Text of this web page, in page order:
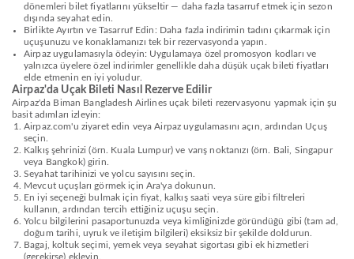
dönemleri bilet fiyatlarını yükseltir — daha fazla tasarruf etmek için sezon
dışında seyahat edin.
Birlikte Ayırtın ve Tasarruf Edin: Daha fazla indirimin tadını çıkarmak için
uçuşunuzu ve konaklamanızı tek bir rezervasyonda yapın.
Airpaz uygulamasıyla ödeyin: Uygulamaya özel promosyon kodları ve
yalnızca üyelere özel indirimler genellikle daha düşük uçak bileti fiyatları
elde etmenin en iyi yoludur.
Airpaz'da Uçak Bileti Nasıl Rezerve Edilir
Airpaz'da Biman Bangladesh Airlines uçak bileti rezervasyonu yapmak için şu
basit adımları izleyin:
Airpaz.com'u ziyaret edin veya Airpaz uygulamasını açın, ardından Uçuş
seçin.
Kalkış şehrinizi (örn. Kuala Lumpur) ve varış noktanızı (örn. Bali, Singapur
veya Bangkok) girin.
Seyahat tarihinizi ve yolcu sayısını seçin.
Mevcut uçuşları görmek için Ara'ya dokunun.
En iyi seçeneği bulmak için fiyat, kalkış saati veya süre gibi filtreleri
kullanın, ardından tercih ettiğiniz uçuşu seçin.
Yolcu bilgilerini pasaportunuzda veya kimliğinizde göründüğü gibi (tam ad,
doğum tarihi, uyruk ve iletişim bilgileri) eksiksiz bir şekilde doldurun.
Bagaj, koltuk seçimi, yemek veya seyahat sigortası gibi ek hizmetleri
(gerekirse) ekleyin.